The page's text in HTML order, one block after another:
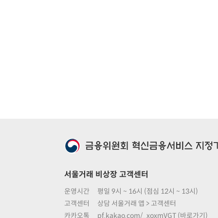
서울거래 비상장 고객센터
운영시간
평일 9시 ~ 16시 (점심 12시 ~ 13시)
고객센터
상담 서울거래 앱 > 고객센터
카카오톡
pf.kakao.com/_xoxmVGT (바로가기)